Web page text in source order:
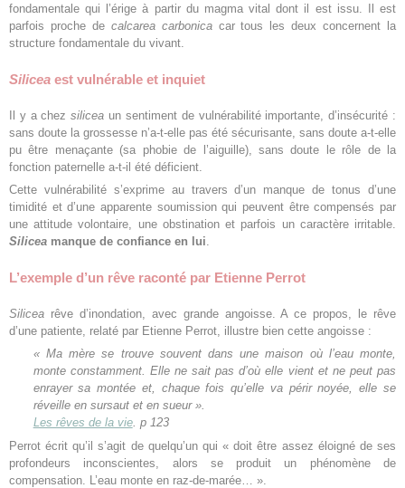
fondamentale qui l’érige à partir du magma vital dont il est issu. Il est
parfois proche de calcarea carbonicacar tous les deux concernent la
structure fondamentale du vivant.
Silicea est vulnérable et inquiet
Il y a chez silicea un sentiment de vulnérabilité importante, d’insécurité :
sans doute la grossesse n’a-t-elle pas été sécurisante, sans doute a-t-elle
pu être menaçante (sa phobie de l’aiguille), sans doute le rôle de la
fonction paternelle a-t-il été déficient.
Cette vulnérabilité s’exprime au travers d’un manque de tonus d’une
timidité et d’une apparente soumission qui peuvent être compensés par
une attitude volontaire, une obstination et parfois un caractère irritable.
Silicea manque de confiance en lui.
L’exemple d’un rêve raconté par Etienne Perrot
Silicea rêve d’inondation, avec grande angoisse. A ce propos, le rêve
d’une patiente, relaté par Etienne Perrot, illustre bien cette angoisse :
« Ma mère se trouve souvent dans une maison où l’eau monte,
monte constamment. Elle ne sait pas d’où elle vient et ne peut pas
enrayer sa montée et, chaque fois qu’elle va périr noyée, elle se
réveille en sursaut et en sueur ».
Les rêves de la vie. p 123
Perrot écrit qu’il s’agit de quelqu’un qui « doit être assez éloigné de ses
profondeurs inconscientes, alors se produit un phénomène de
compensation. L’eau monte en raz-de-marée… ».